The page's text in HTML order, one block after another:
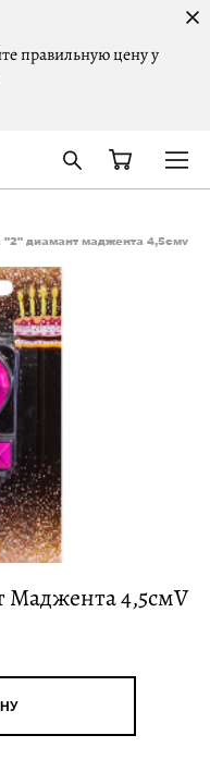
правильную цену у
"2" диамант маджента 4,5смv
Маджента 4,5смV